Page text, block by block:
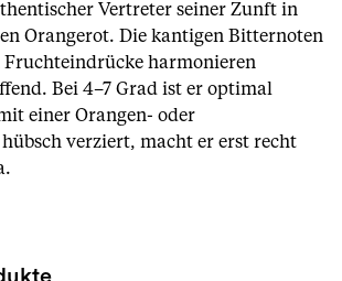
Vertreter seiner Zunft in
Orangerot. Die kantigen Bitternoten
harmonieren
Bei 4–7 Grad ist er optimal
einer Orangen- oder
verziert, macht er erst recht